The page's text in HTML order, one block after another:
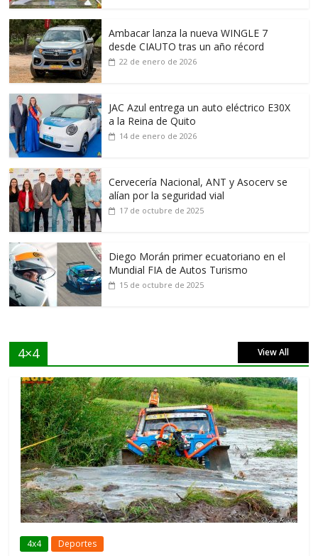
Ambacar lanza la nueva WINGLE 7
desde CIAUTO tras un año récord
22 de enero de 2026
JAC Azul entrega un auto eléctrico E30X
a la Reina de Quito
14 de enero de 2026
Cervecería Nacional, ANT y Asocerv se
alían por la seguridad vial
17 de octubre de 2025
Diego Morán primer ecuatoriano en el
Mundial FIA de Autos Turismo
15 de octubre de 2025
4×4 View All
4x4 Deportes